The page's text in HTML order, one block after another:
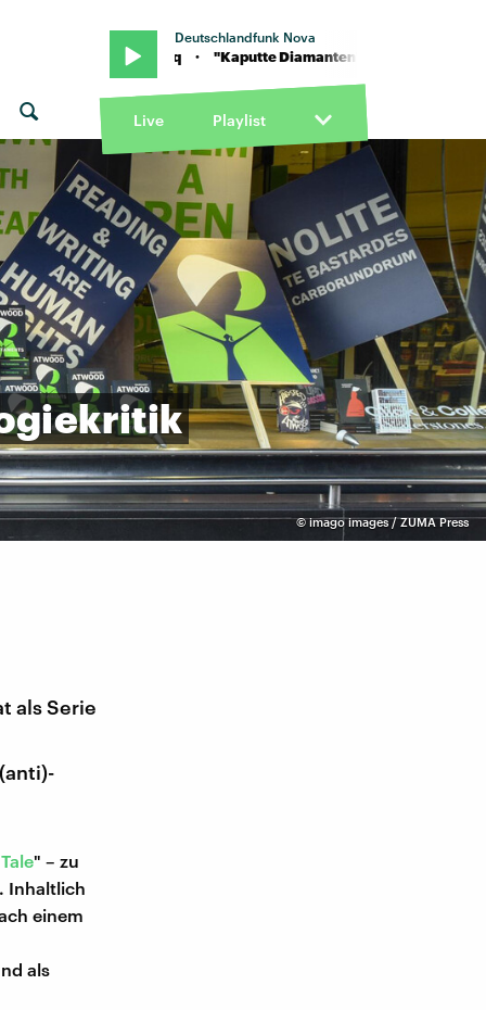
Deutschlandfunk Nova
feat. Berq · "Kaputte Diamanten" von Apsilon feat. Berq ·
Live Playlist
©imago images / ZUMA Press
als Serie
" – zu
Inhaltlich
einem
als